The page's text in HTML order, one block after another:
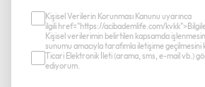
Kişisel Verilerin Korunması Kanunu uyarınca
ilgili href="https://acibademlife.com/
Kişisel verilerimin belirtilen kapsamda
sunumu amacıyla tarafımla iletişime
Ticari Elektronik İleti (arama, sms, e-mail vb.)
ediyorum.